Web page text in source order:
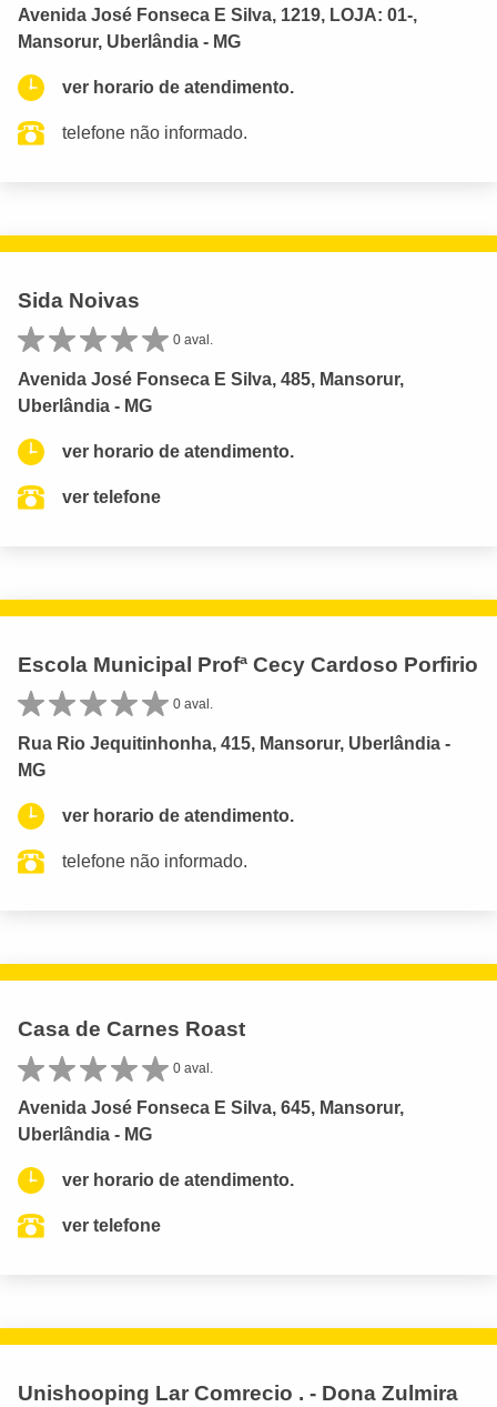
Avenida José Fonseca E Silva, 1219, LOJA: 01-,
Mansorur, Uberlândia - MG
ver horario de atendimento.
telefone não informado.
Sida Noivas
0 aval.
Avenida José Fonseca E Silva, 485, Mansorur,
Uberlândia - MG
ver horario de atendimento.
ver telefone
Escola Municipal Profª Cecy Cardoso Porfirio
0 aval.
Rua Rio Jequitinhonha, 415, Mansorur, Uberlândia -
MG
ver horario de atendimento.
telefone não informado.
Casa de Carnes Roast
0 aval.
Avenida José Fonseca E Silva, 645, Mansorur,
Uberlândia - MG
ver horario de atendimento.
ver telefone
Unishooping Lar Comrecio . - Dona Zulmira